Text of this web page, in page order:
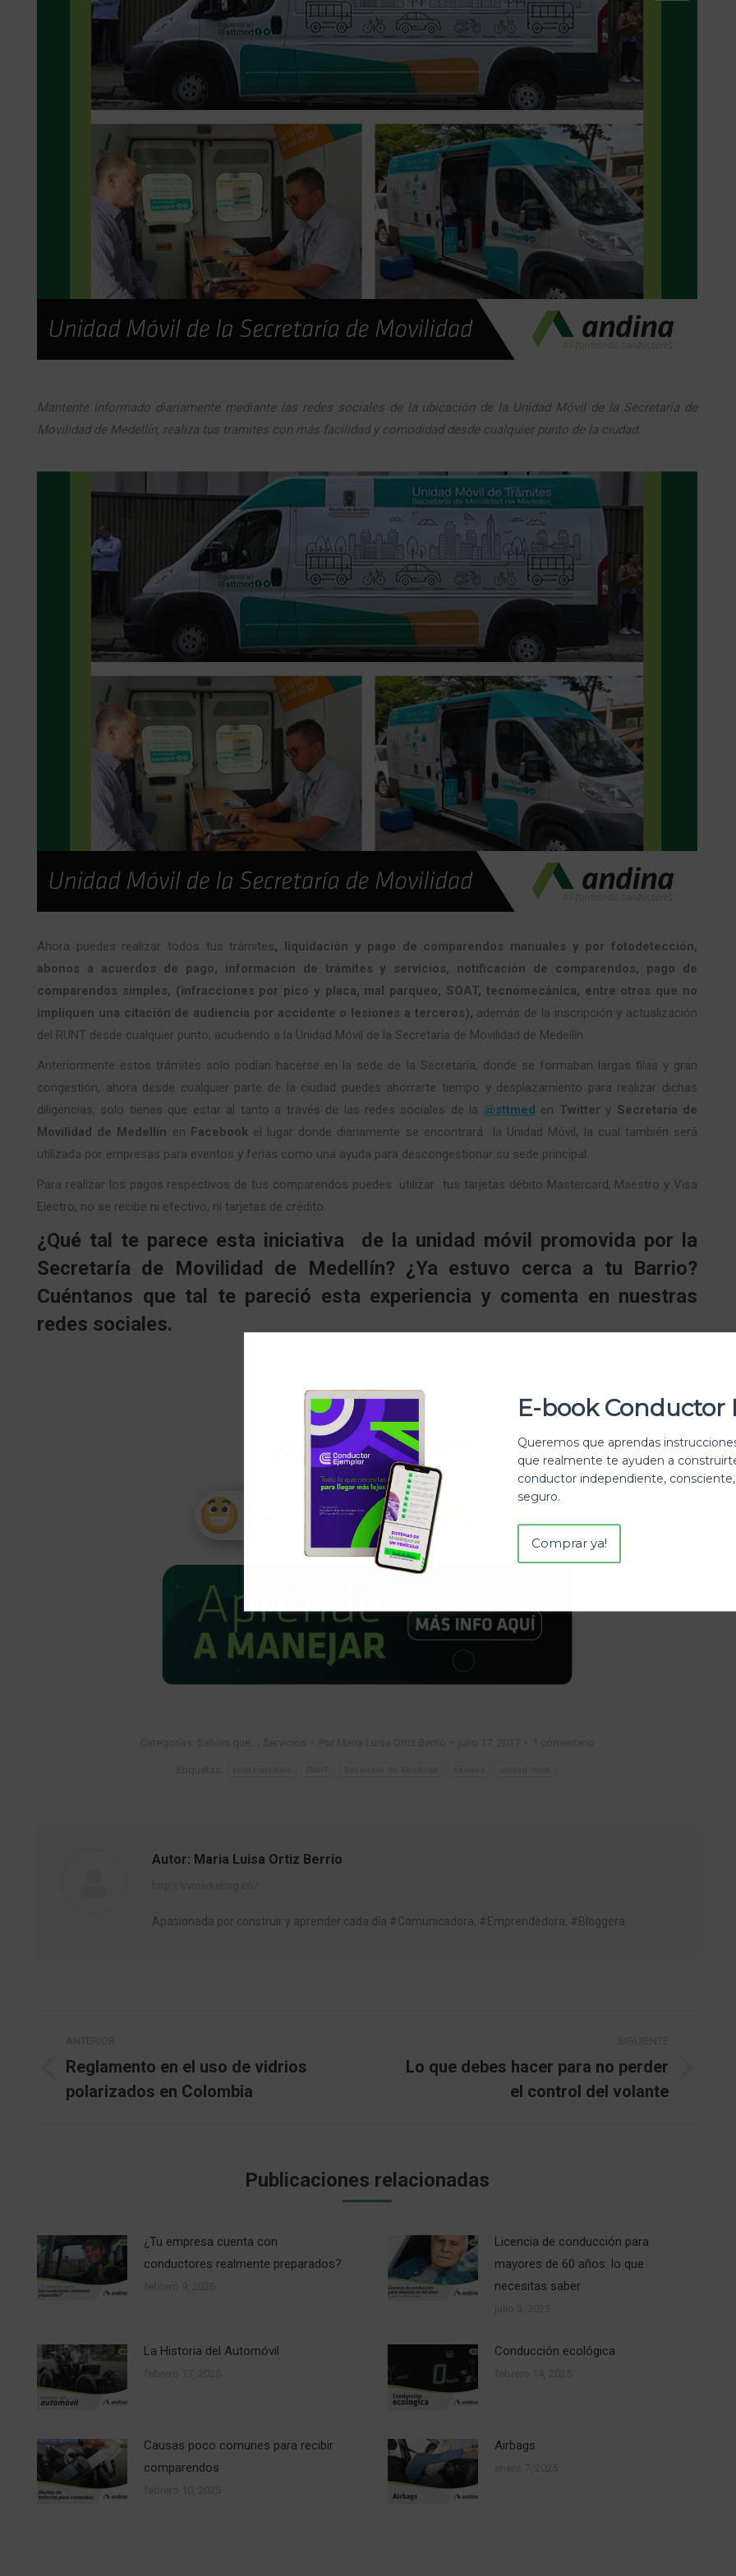
Mantente informado diariamente mediante las redes sociales de la ubicación de la Unidad Móvil de la Secretaría de
Movilidad de Medellín, realiza tus tramites con más facilidad y comodidad desde cualquier punto de la ciudad.
Ahora puedes realizar todos tus trámites, liquidación y pago de comparendos manuales y por fotodetección,
abonos a acuerdos de pago, información de trámites y servicios, notificación de comparendos, pago de
comparendos simples, (infracciones por pico y placa, mal parqueo, SOAT, tecnomecánica, entre otros que no
impliquen una citación de audiencia por accidente o lesiones a terceros), además de la inscripción y actualización
del RUNT desde cualquier punto, acudiendo a la Unidad Móvil de la Secretaría de Movilidad de Medellín.
Anteriormente estos trámites solo podían hacerse en la sede de la Secretaría, donde se formaban largas filas y gran
congestión, ahora desde cualquier parte de la ciudad puedes ahorrarte tiempo y desplazamiento para realizar dichas
diligencias, solo tienes que estar al tanto a través de las redes sociales de la @sttmed en Twitter y Secretaría de
Movilidad de Medellín en Facebookel lugar donde diariamente se encontrará la Unidad Móvil, la cual también será
utilizada por empresas para eventos y ferias como una ayuda para descongestionar su sede principal.
Para realizar los pagos respectivos de tus comparendos puedes utilizar tus tarjetas débito Mastercard, Maestro y Visa
Electro, no se recibe ni efectivo, ni tarjetas de crédito.
¿Qué tal te parece esta iniciativa de la unidad móvil promovida por la
Secretaría de Movilidad de Medellín? ¿Ya estuvo cerca a tu Barrio?
Cuéntanos que tal te pareció esta experiencia y comenta en nuestras
redes sociales.
¿Cuál es tu reacción?
Autor: Maria Luisa Ortiz Berrio
Apasionada por construir y aprender cada día #Comunicadora, #Emprendedora, #Bloggera
entre
publicaciones
Publicación
anterior:
Reglamento en el uso de vidrios
polarizados en Colombia
Publicación
Lo que debes hacer para no perder
el control del volante
Publicaciones relacionadas
¿Tu empresa cuenta con
conductores realmente preparados?
Licencia de conducción para
mayores de 60 años: lo que
necesitas saber
La Historia del Automóvil Conducción ecológica
Causas poco comunes para recibir
comparendos
Airbags
E-book Conductor
Queremos que aprendas
que realmente te ayuden a
conductor independiente,
seguro.
Comprar ya!